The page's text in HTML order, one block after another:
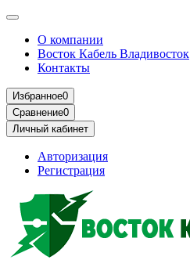
О компании
Восток Кабель Владивосток
Контакты
Избранное0
Сравнение0
Личный кабинет
Авторизация
Регистрация